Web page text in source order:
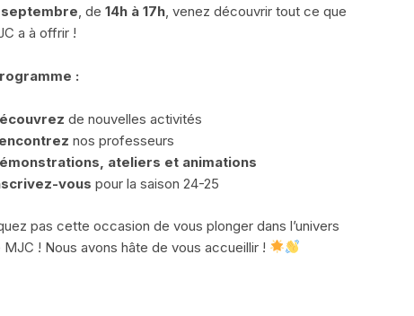
, de14h à 17h, venez découvrir tout ce que
a à offrir !
:
de nouvelles activités
nos professeurs
ateliers et animations
vous pour la saison 24-25
pas cette occasion de vous plonger dans l’univers
! Nous avons hâte de vous accueillir !